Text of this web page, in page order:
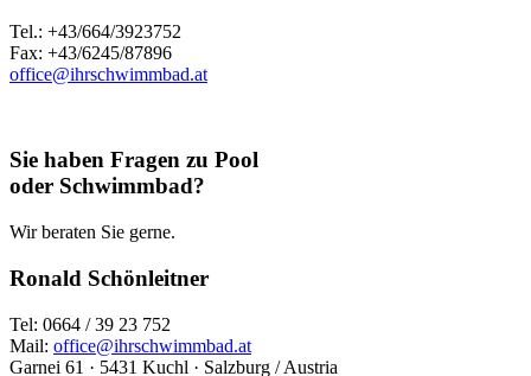
Tel.: +43/664/3923752
Fax: +43/6245/87896
office@ihrschwimmbad.at
Sie haben Fragen zu Pool
oder Schwimmbad?
Wir beraten Sie gerne.
Ronald Schönleitner
Tel: 0664 / 39 23 752
Mail: office@ihrschwimmbad.at
Garnei 61 · 5431 Kuchl · Salzburg / Austria